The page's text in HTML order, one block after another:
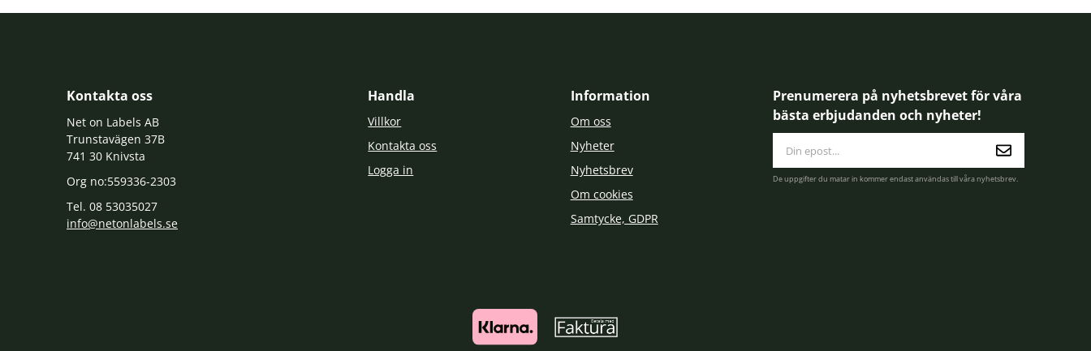
Kontakta oss
Net on Labels AB
Trunstavägen 37B
741 30 Knivsta
Org no:559336-2303
Tel. 08 53035027
info@netonlabels.se
Handla
Villkor
Kontakta oss
Logga in
Information
Om oss
Nyheter
Nyhetsbrev
Om cookies
Samtycke, GDPR
Prenumerera på nyhetsbrevet för våra
bästa erbjudanden och nyheter!
postadress
De uppgifter du matar in kommer endast användas till våra nyhetsbrev.